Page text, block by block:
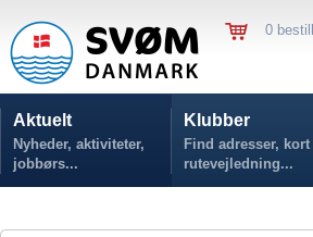
0
Aktuelt
Nyheder, aktiviteter,
jobbørs...
Klubber
Find adresser, kort
rutevejledning...